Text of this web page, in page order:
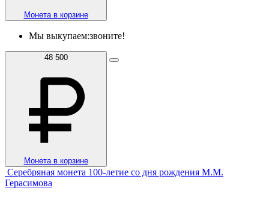
Монета в корзине
Мы выкупаем:звоните!
48 500
Монета в корзине
Серебряная монета 100-летие со дня рождения М.М.
Герасимова